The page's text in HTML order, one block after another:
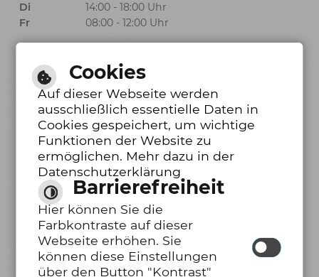
Di
14:00 - 18:00 Uhr
Fr
08:00 - 12:00 Uhr
Öffnungszeiten Bürgerbüro
Mo, Mi, Do
08:00 - 12:00 Uhr
14:00 - 18:00 Uhr
08:00 - 12:00 Uhr
Barrierefreie Ansicht
Inhalt|Impressum|Hilfe|Datenschutzerklärung
Erklärung zur Barrierefreiheit
Cookies
Auf dieser Webseite werden
ausschließlich essentielle Daten in
Cookies gespeichert, um wichtige
Funktionen der Website zu
ermöglichen. Mehr dazu in der
Datenschutzerklärung
Barrierefreiheit
Hier können Sie die
Farbkontraste auf dieser
Webseite erhöhen. Sie
können diese Einstellungen
über den Button "Kontrast"